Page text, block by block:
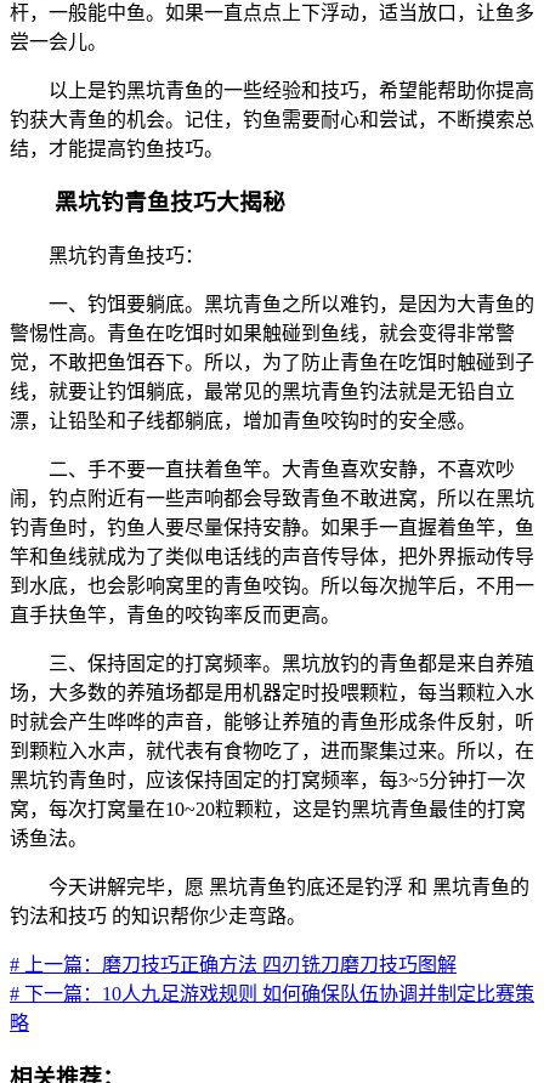
杆，一般能中鱼。如果一直点点上下浮动，适当放口，让鱼多
尝一会儿。
以上是钓黑坑青鱼的一些经验和技巧，希望能帮助你提高
钓获大青鱼的机会。记住，钓鱼需要耐心和尝试，不断摸索总
结，才能提高钓鱼技巧。
黑坑钓青鱼技巧大揭秘
黑坑钓青鱼技巧：
一、钓饵要躺底。黑坑青鱼之所以难钓，是因为大青鱼的
警惕性高。青鱼在吃饵时如果触碰到鱼线，就会变得非常警
觉，不敢把鱼饵吞下。所以，为了防止青鱼在吃饵时触碰到子
线，就要让钓饵躺底，最常见的黑坑青鱼钓法就是无铅自立
漂，让铅坠和子线都躺底，增加青鱼咬钩时的安全感。
二、手不要一直扶着鱼竿。大青鱼喜欢安静，不喜欢吵
闹，钓点附近有一些声响都会导致青鱼不敢进窝，所以在黑坑
钓青鱼时，钓鱼人要尽量保持安静。如果手一直握着鱼竿，鱼
竿和鱼线就成为了类似电话线的声音传导体，把外界振动传导
到水底，也会影响窝里的青鱼咬钩。所以每次抛竿后，不用一
直手扶鱼竿，青鱼的咬钩率反而更高。
三、保持固定的打窝频率。黑坑放钓的青鱼都是来自养殖
场，大多数的养殖场都是用机器定时投喂颗粒，每当颗粒入水
时就会产生哗哗的声音，能够让养殖的青鱼形成条件反射，听
到颗粒入水声，就代表有食物吃了，进而聚集过来。所以，在
黑坑钓青鱼时，应该保持固定的打窝频率，每3~5分钟打一次
窝，每次打窝量在10~20粒颗粒，这是钓黑坑青鱼最佳的打窝
诱鱼法。
今天讲解完毕，愿 黑坑青鱼钓底还是钓浮 和 黑坑青鱼的
钓法和技巧 的知识帮你少走弯路。
# 上一篇：磨刀技巧正确方法 四刃铣刀磨刀技巧图解
# 下一篇：10人九足游戏规则 如何确保队伍协调并制定比赛策
略
相关推荐：